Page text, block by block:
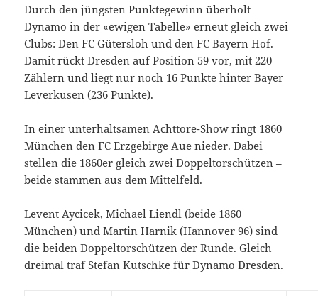
Durch den jüngsten Punktegewinn überholt
Dynamo in der «ewigen Tabelle» erneut gleich zwei
Clubs: Den FC Gütersloh und den FC Bayern Hof.
Damit rückt Dresden auf Position 59 vor, mit 220
Zählern und liegt nur noch 16 Punkte hinter Bayer
Leverkusen (236 Punkte).
In einer unterhaltsamen Achttore-Show ringt 1860
München den FC Erzgebirge Aue nieder. Dabei
stellen die 1860er gleich zwei Doppeltorschützen –
beide stammen aus dem Mittelfeld.
Levent Aycicek, Michael Liendl (beide 1860
München) und Martin Harnik (Hannover 96) sind
die beiden Doppeltorschützen der Runde. Gleich
dreimal traf Stefan Kutschke für Dynamo Dresden.